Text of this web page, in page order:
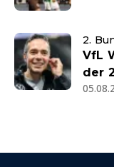
2.
VfL
der